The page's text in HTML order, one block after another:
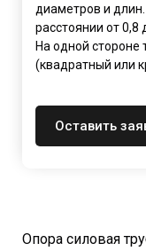
диаметров и
расстоянии от 0,8
На одной стороне
(квадратный или
Оставить
Опора силовая